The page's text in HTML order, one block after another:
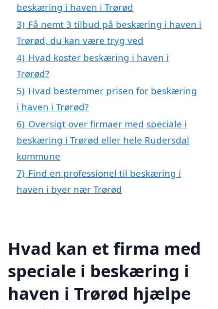
beskæring i haven i Trørød
3) Få nemt 3 tilbud på beskæring i haven i
Trørød, du kan være tryg ved
4) Hvad koster beskæring i haven i
Trørød?
5) Hvad bestemmer prisen for beskæring
i haven i Trørød?
6) Oversigt over firmaer med speciale i
beskæring i Trørød eller hele Rudersdal
kommune
7) Find en professionel til beskæring i
haven i byer nær Trørød
Hvad kan et firma med
speciale i beskæring i
haven i Trørød hjælpe